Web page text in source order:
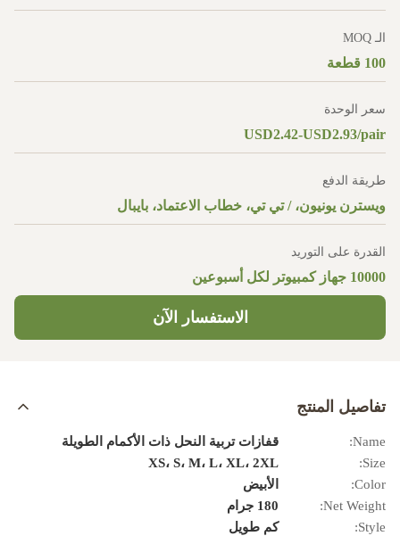
الـ MOQ
100 قطعة
سعر الوحدة
USD2.42-USD2.93/pair
طريقة الدفع
ويسترن يونيون، / تي تي، خطاب الاعتماد، بايبال
القدرة على التوريد
10000 جهاز كمبيوتر لكل أسبوعين
الاستفسار الآن
تفاصيل المنتج
Name:
قفازات تربية النحل ذات الأكمام الطويلة
Size:
XS، S، M، L، XL، 2XL
Color:
الأبيض
Net Weight:
180 جرام
Style:
كم طويل